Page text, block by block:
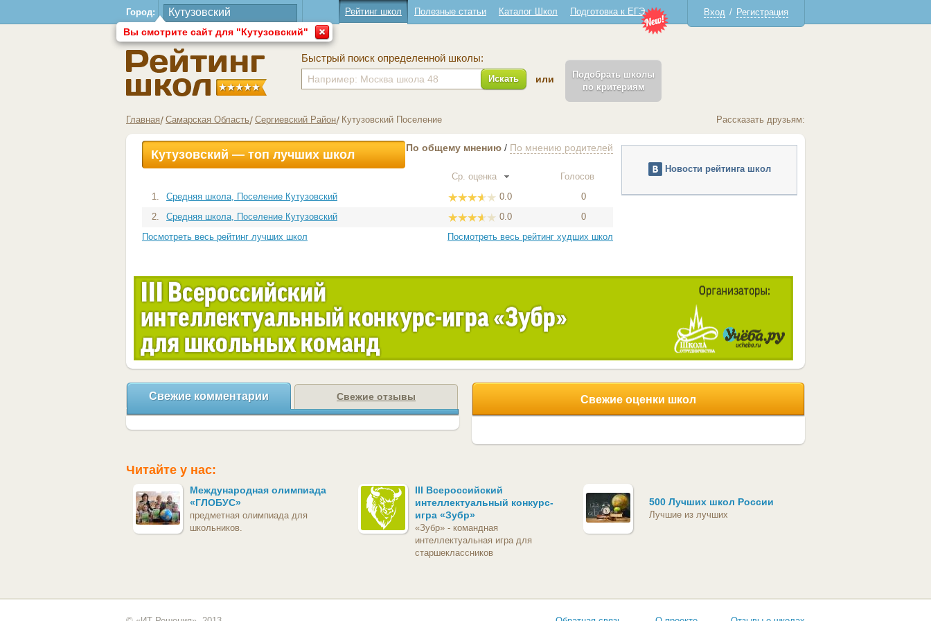
Город:
Вы смотрите сайт для "Кутузовский"
Вход / Регистрация
Рейтинг школ Полезные статьи Каталог Школ Подготовка к ЕГЭ
Быстрый поиск определенной школы:
Искать или
Подобрать школы
по критериям
Главная Самарская Область Сергиевский Район Кутузовский Поселение Рассказать друзьям:
Кутузовский — топ лучших школ По общему мнению / По мнению родителей
Ср. оценка
Голосов
1.
Средняя школа, Поселение Кутузовский 0.0
0
2.
Средняя школа, Поселение Кутузовский 0.0
0
Посмотреть весь рейтинг лучших школ
Посмотреть весь рейтинг худших школ
Новости рейтинга школ
Свежие комментарии Свежие отзывы Свежие оценки школ
Читайте у нас:
Международная олимпиада
«ГЛОБУС»
предметная олимпиада для
школьников.
III Всероссийский
интеллектуальный конкурс-
игра «Зубр»
«Зубр» - командная
интеллектуальная игра для
старшеклассников
500 Лучших школ России
Лучшие из лучших